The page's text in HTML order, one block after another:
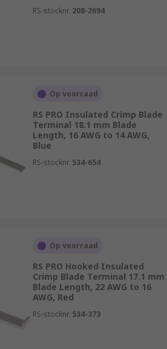
RS-stocknr. 208-2694
Op voorraad
RS PRO Insulated Crimp Blade
Terminal 18.1 mm Blade
Length, 16 AWG to 14 AWG,
Blue
RS-stocknr. 534-654
Op voorraad
RS PRO Hooked Insulated
Crimp Blade Terminal 17.1 mm
Blade Length, 22 AWG to 16
AWG, Red
RS-stocknr. 534-373